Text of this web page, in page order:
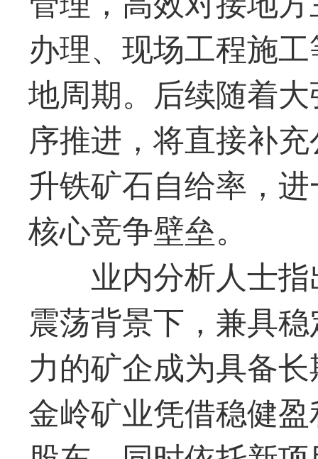
办理、现场工程施
地周期。后续随着
序推进，将直接补
升铁矿石自给率，
核心竞争壁垒。
业内分析人士
震荡背景下，兼具
力的矿企成为具备
金岭矿业凭借稳健